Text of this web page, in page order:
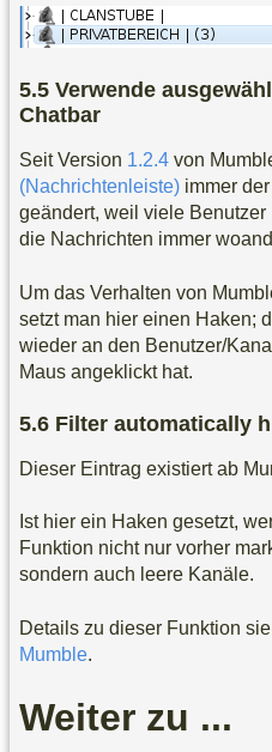
Verwende
Chatbar
Seit Version 1.2.4 von
(Nachrichtenleiste) immer
geändert, weil viele
die Nachrichten immer
Um das Verhalten von
setzt man hier einen Haken;
wieder an den Benutzer/
Maus angeklickt hat.
Filter automatically
Dieser Eintrag existiert ab
Ist hier ein Haken gesetzt,
Funktion nicht nur vorher
sondern auch leere Kanäle.
Details zu dieser Funktion
Mumble.
Weiter zu ...